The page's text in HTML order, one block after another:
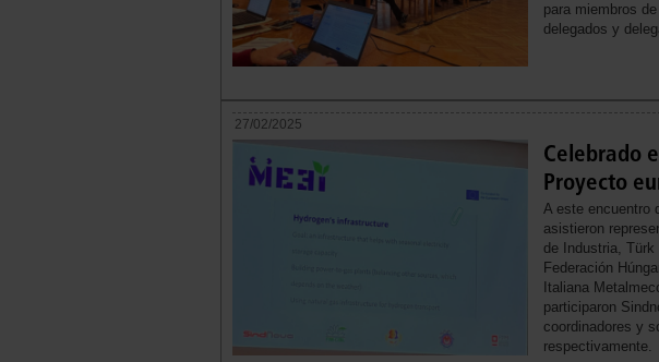
para miembros
delegados y
27/02/2025
Celebrado
Proyecto
A este encuentro
asistieron
de Industria,
Federación
Italiana
participaron
coordinadores y
respectivamente.